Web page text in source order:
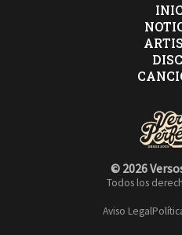
© 2026
Todos los
Aviso Legal